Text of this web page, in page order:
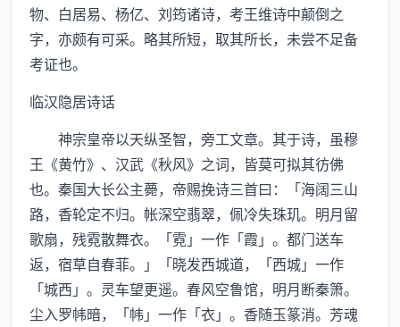
物、白居易、杨亿、刘筠诸诗，考王维诗中颠倒之
字，亦颇有可采。略其所短，取其所长，未尝不足备
考证也。
临汉隐居诗话
神宗皇帝以天纵圣智，旁工文章。其于诗，虽穆
王《黄竹》、汉武《秋风》之词，皆莫可拟其彷佛
也。秦国大长公主薨，帝赐挽诗三首曰：「海阔三山
路，香轮定不归。帐深空翡翠，佩冷失珠玑。明月留
歌扇，残霓散舞衣。「霓」一作「霞」。都门送车
返，宿草自春菲。」「晓发西城道，「西城」一作
「城西」。灵车望更遥。春风空鲁馆，明月断秦箫。
尘入罗帏暗，「帏」一作「衣」。香随玉篆消。芳魂